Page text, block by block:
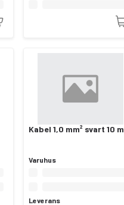
Kabel 1,0 mm² svart 10 m
Varuhus
Leverans